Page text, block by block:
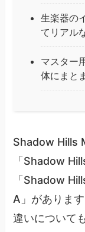
生楽器の
てリアル
マスター
体にまと
Shadow Hills
「Shadow
「Shadow
A」がありま
違いについて